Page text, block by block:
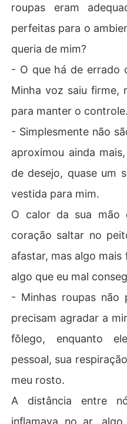
roupas eram
perfeitas para o
queria de mim?
- O que há de errado
Minha voz saiu firme,
para manter o controle.
- Simplesmente não
aproximou ainda
de desejo, quase um
vestida para mim.
O calor da sua mão
coração saltar no
afastar, mas algo
algo que eu mal
- Minhas roupas não
precisam agradar a
fôlego, enquanto
pessoal, sua
meu rosto.
A distância entre
inflamava no ar,